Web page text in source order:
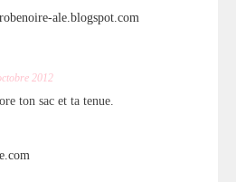
ale.blogspot.com
2012
ton sac et ta tenue.